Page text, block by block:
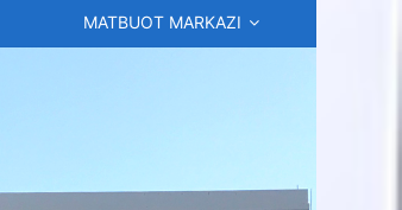
MATBUOT MARKAZI